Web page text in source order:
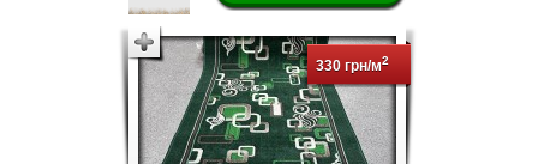
330 грн/м2